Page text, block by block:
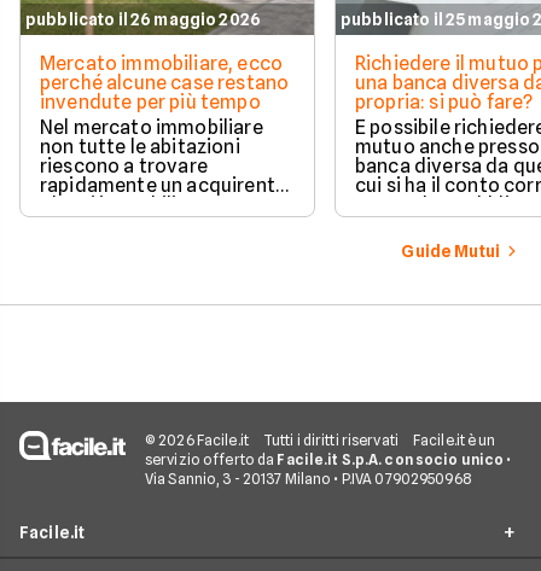
pubblicato il 26 maggio 2026
Mercato immobiliare, ecco
perché alcune case restano
invendute per più tempo
Nel mercato immobiliare
non tutte le abitazioni
riescono a trovare
rapidamente un acquirente.
venduti in poche settimane,
pubblicato il 25 maggio
Richiedere il mutuo
una banca diversa
propria: si può fare?
È possibile
mutuo anche
banca diversa da
cui si ha il conto
trasferire il proprio
rapporto bancario.
valutazione della
e la gestione
Guide Mutui
© 2026 Facile.it Tutti i diritti riservati
Facile.it è un
servizio offerto da Facile.it S.p.A. con socio unico •
Via Sannio, 3 - 20137 Milano • P.IVA 07902950968
Facile.it